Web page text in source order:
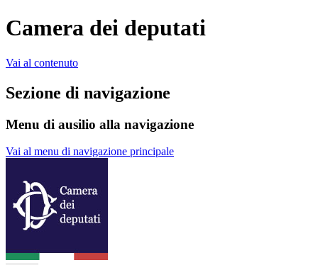
Camera dei deputati
Vai al contenuto
Sezione di navigazione
Menu di ausilio alla navigazione
Vai al menu di navigazione principale